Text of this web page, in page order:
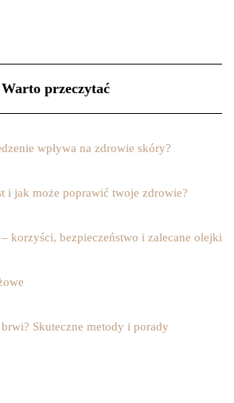
Warto przeczytać
wpływa na zdrowie skóry?
i jak może poprawić twoje zdrowie?
korzyści, bezpieczeństwo i zalecane olejki
Skuteczne metody i porady